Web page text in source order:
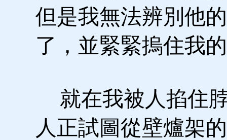
但是我無法辨別他
了，並緊緊摀住我
就在我被人掐住
人正試圖從壁爐架